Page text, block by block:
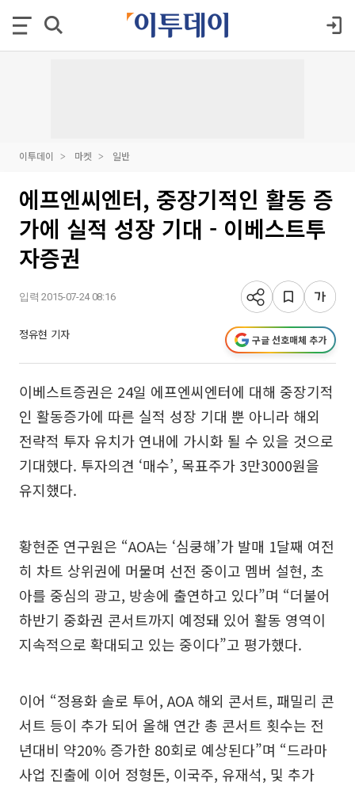
이투데이 마켓 일반
에프엔씨엔터, 중장기적인 활동 증
가에 실적 성장 기대 - 이베스트투
자증권
입력 2015-07-24 08:16
정유현 기자 구글 선호매체 추가
이베스트증권은 24일 에프엔씨엔터에 대해 중장기적
인 활동증가에 따른 실적 성장 기대 뿐 아니라 해외
전략적 투자 유치가 연내에 가시화 될 수 있을 것으로
기대했다. 투자의견 ‘매수’, 목표주가 3만3000원을
유지했다.
황현준 연구원은 “AOA는 ‘심쿵해’가 발매 1달째 여전
히 차트 상위권에 머물며 선전 중이고 멤버 설현, 초
아를 중심의 광고, 방송에 출연하고 있다”며 “더불어
하반기 중화권 콘서트까지 예정돼 있어 활동 영역이
지속적으로 확대되고 있는 중이다”고 평가했다.
이어 “정용화 솔로 투어, AOA 해외 콘서트, 패밀리 콘
서트 등이 추가 되어 올해 연간 총 콘서트 횟수는 전
년대비 약20% 증가한 80회로 예상된다”며 “드라마
사업 진출에 이어 정형돈, 이국주, 유재석, 및 추가